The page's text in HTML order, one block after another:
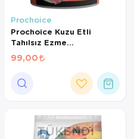
Prochoice
Prochoice Kuzu Etli
Tahılsız Ezme
Kısırlaştırılmış Kedi
Konservesi 400 Gr
99,00
TÜKENDI